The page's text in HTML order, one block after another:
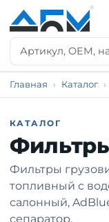
Главная Каталог
КАТАЛОГ
Фильтры
топливный с
салонный,
сепаратор.